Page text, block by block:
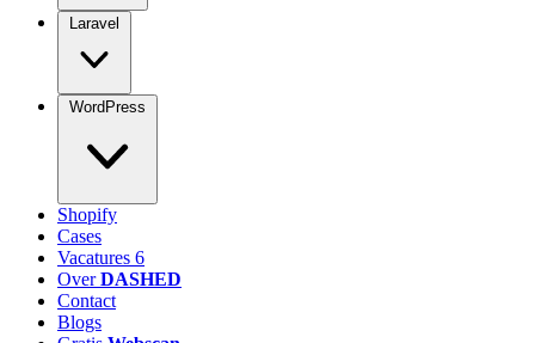
Laravel
WordPress
Shopify
Cases
Vacatures 6
OverDASHED
Contact
Blogs